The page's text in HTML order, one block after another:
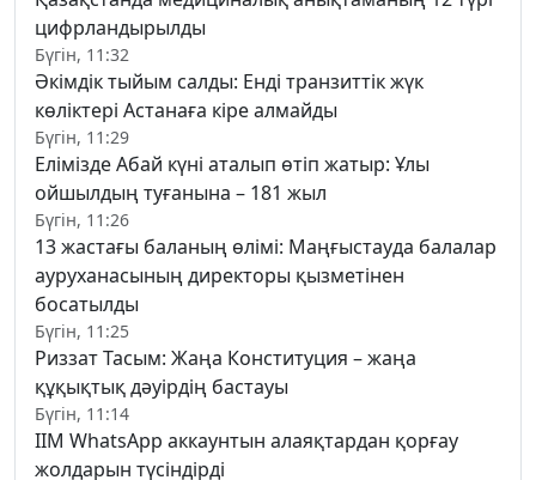
цифрландырылды
Бүгін, 11:32
Әкімдік тыйым салды: Енді транзиттік жүк
көліктері Астанаға кіре алмайды
Бүгін, 11:29
Елімізде Абай күні аталып өтіп жатыр: Ұлы
ойшылдың туғанына – 181 жыл
Бүгін, 11:26
13 жастағы баланың өлімі: Маңғыстауда балалар
ауруханасының директоры қызметінен
босатылды
Бүгін, 11:25
Риззат Тасым: Жаңа Конституция – жаңа
құқықтық дәуірдің бастауы
Бүгін, 11:14
ІІМ WhatsApp аккаунтын алаяқтардан қорғау
жолдарын түсіндірді